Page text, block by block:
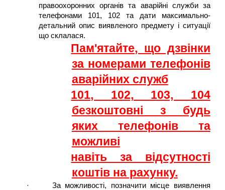
правоохоронних органів та аварійні служби за
телефонами 101, 102 та дати максимально-
детальний опис виявленого предмету і ситуації
що склалася.
Пам'ятайте, що дзвінки
за номерами телефонів
аварійних служб
101, 102, 103, 104
безкоштовні з будь
яких телефонів та
можливі
навіть за відсутності
коштів на рахунку.
·
За можливості, позначити місце виявлення